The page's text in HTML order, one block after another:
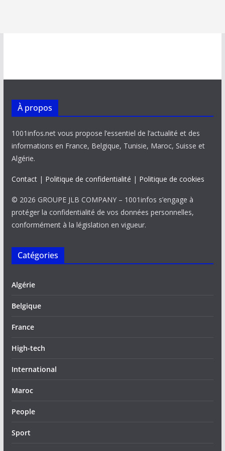
À propos
1001infos.net vous propose l’essentiel de l’actualité et des
informations en France, Belgique, Tunisie, Maroc, Suisse et
Algérie.
Contact| Politique de confidentialité | Politique de cookies
© 2026 GROUPE JLB COMPANY – 1001infos s’engage à
protéger la confidentialité de vos données personnelles,
conformément à la législation en vigueur.
Catégories
Algérie
Belgique
France
High-tech
International
Maroc
People
Sport